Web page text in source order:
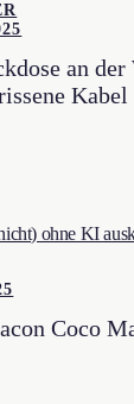
ohne KI